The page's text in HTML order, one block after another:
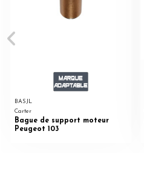
BASJL
Carter
Bague de support moteur
Peugeot 103